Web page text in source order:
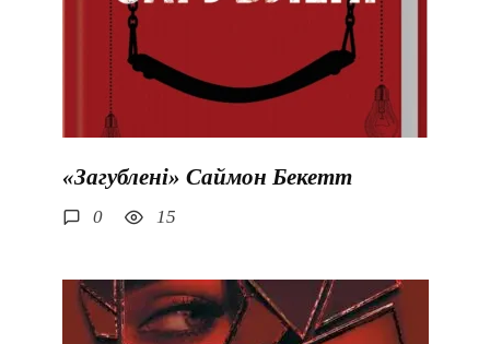
«Загублені» Саймон Бекетт
0 15